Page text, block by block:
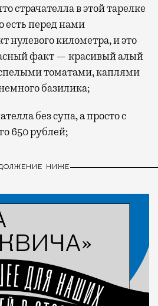
страчателла в этой тарелке
есть перед нами
нулевого километра, и это
факт — красивый алый
томатами, каплями
базилика;
без супа, а просто с
650 рублей;
НИЖЕ